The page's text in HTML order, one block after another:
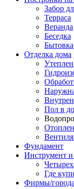
Забор
Терраса
Веранда
Беседка
Бытовка
Отделка дома
Пол в
Фундамент
Инструмент и
Где
Фирмы/города